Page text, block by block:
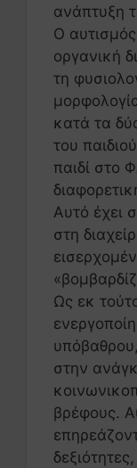
ανάπτυξη
Ο
οργανική
τη
κατά τα
του
παιδί στο
Αυτό έχει
στη
Ως εκ
στην
βρέφους.